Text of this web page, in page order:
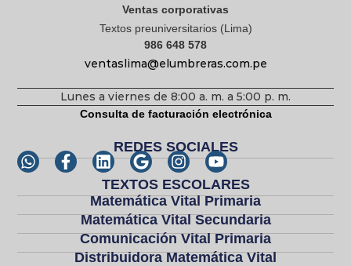
Ventas corporativas
Textos preuniversitarios (Lima)
986 648 578
ventaslima@elumbreras.com.pe
Lunes a viernes de 8:00 a. m. a 5:00 p. m.
Consulta de facturación electrónica
REDES SOCIALES
TEXTOS ESCOLARES
Matemática Vital Primaria
Matemática Vital Secundaria
Comunicación Vital Primaria
Distribuidora Matemática Vital